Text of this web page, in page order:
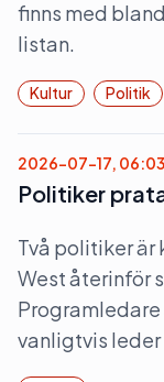
finns med
listan.
Kultur Politik
2026-07-17, 06:03
Politiker
Två politiker är
West återinför
Programledare
vanligtvis leder